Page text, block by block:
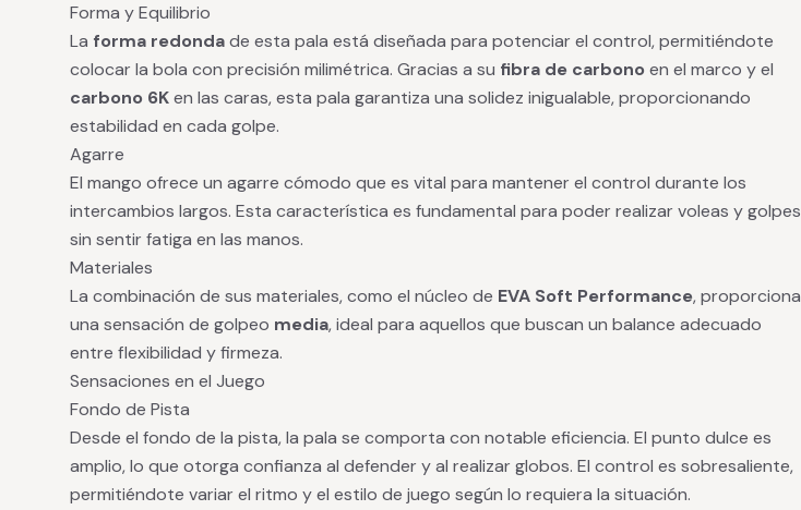
Forma y Equilibrio
La forma redondade esta pala está diseñada para potenciar el control, permitiéndote
colocar la bola con precisión milimétrica. Gracias a su fibra de carbono en el marco y el
carbono 6Ken las caras, esta pala garantiza una solidez inigualable, proporcionando
estabilidad en cada golpe.
Agarre
El mango ofrece un agarre cómodo que es vital para mantener el control durante los
intercambios largos. Esta característica es fundamental para poder realizar voleas y golpes
sin sentir fatiga en las manos.
Materiales
La combinación de sus materiales, como el núcleo de EVA Soft Performance, proporciona
una sensación de golpeo media, ideal para aquellos que buscan un balance adecuado
entre flexibilidad y firmeza.
Sensaciones en el Juego
Fondo de Pista
Desde el fondo de la pista, la pala se comporta con notable eficiencia. El punto dulce es
amplio, lo que otorga confianza al defender y al realizar globos. El control es sobresaliente,
permitiéndote variar el ritmo y el estilo de juego según lo requiera la situación.